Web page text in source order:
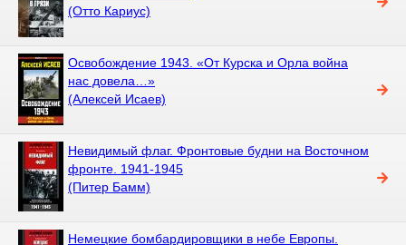
(Отто Кариус)
Освобождение 1943. «От Курска и Орла война
нас довела…»
(Алексей Исаев)
Невидимый флаг. Фронтовые будни на Восточном
фронте. 1941-1945
(Питер Бамм)
Немецкие бомбардировщики в небе Европы.